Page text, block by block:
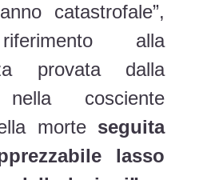
catastrofale”,
alla
provata dalla
cosciente
morte seguita
lasso